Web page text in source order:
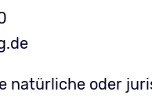
natürliche oder